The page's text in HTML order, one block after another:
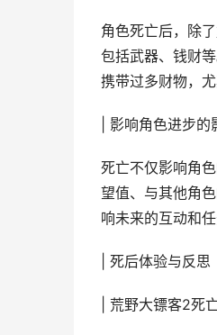
角色死亡后，除
包括武器、钱财
携带过多财物，
| 影响角色进步的
死亡不仅影响角
望值、与其他角
响未来的互动和任
| 死后体验与反思
| 荒野大镖客2死